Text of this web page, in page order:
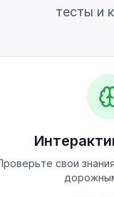
тесты и
свои